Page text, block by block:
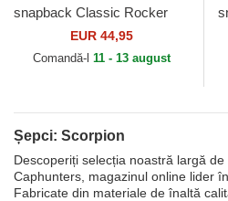
snapback Classic Rocker
Deadly The Farm Goorin
Bros.
EUR 44,95
Comandă-l 11 - 13 august
Șepci: Scorpion
Descoperiți selecția noastră largă
Caphunters, magazinul online lider
Fabricate din materiale de înaltă